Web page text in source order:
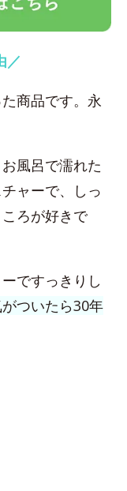
／
商品です。永
風呂で濡れた
ャーで、しっ
ろが好きで
ですっきりし
ついたら30年